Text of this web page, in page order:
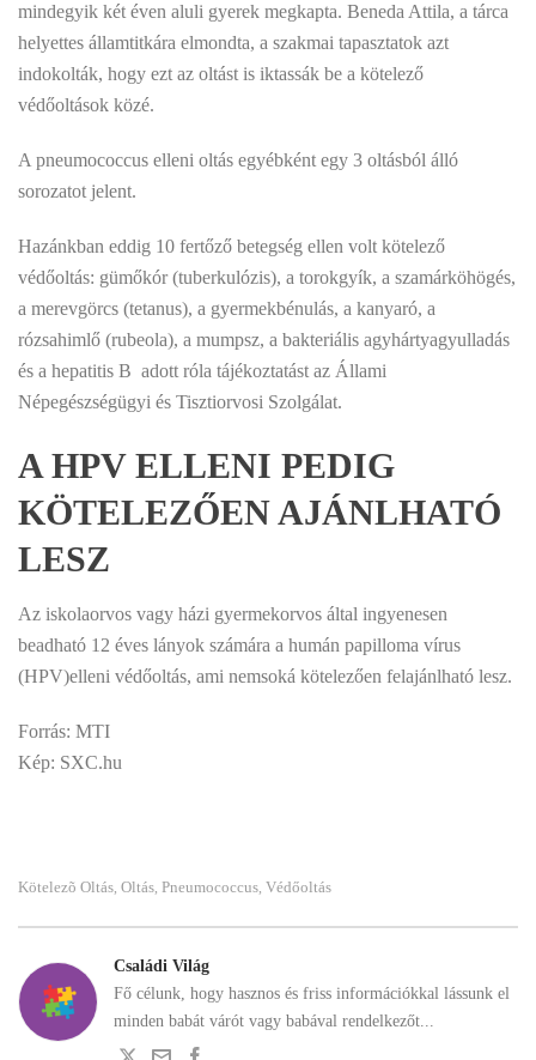
mindegyik két éven aluli gyerek megkapta. Beneda Attila, a tárca
helyettes államtitkára elmondta, a szakmai tapasztatok azt
indokolták, hogy ezt az oltást is iktassák be a kötelező
védőoltások közé.
A pneumococcus elleni oltás egyébként egy 3 oltásból álló
sorozatot jelent.
Hazánkban eddig 10 fertőző betegség ellen volt kötelező
védőoltás: gümőkór (tuberkulózis), a torokgyík, a szamárköhögés,
a merevgörcs (tetanus), a gyermekbénulás, a kanyaró, a
rózsahimlő (rubeola), a mumpsz, a bakteriális agyhártyagyulladás
és a hepatitis B  adott róla tájékoztatást az Állami
Népegészségügyi és Tisztiorvosi Szolgálat.
A HPV ELLENI PEDIG
KÖTELEZŐEN AJÁNLHATÓ
LESZ
Az iskolaorvos vagy házi gyermekorvos által ingyenesen
beadható 12 éves lányok számára a humán papilloma vírus
(HPV)elleni védőoltás, ami nemsoká kötelezően felajánlható lesz.
Forrás: MTI
Kép: SXC.hu
Kötelezõ Oltás, Oltás, Pneumococcus, Védőoltás
Családi Világ
Fő célunk, hogy hasznos és friss információkkal lássunk el
minden babát várót vagy babával rendelkezőt...